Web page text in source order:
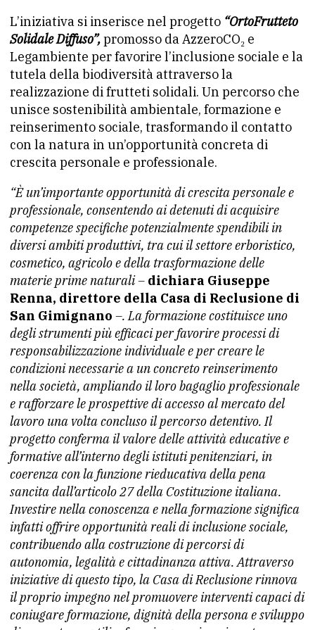
L’iniziativa si inserisce nel progetto “OrtoFrutteto
Solidale Diffuso”,promosso da AzzeroCO₂ e
Legambiente per favorire l’inclusione sociale e la
tutela della biodiversità attraverso la
realizzazione di frutteti solidali. Un percorso che
unisce sostenibilità ambientale, formazione e
reinserimento sociale, trasformando il contatto
con la natura in un’opportunità concreta di
crescita personale e professionale.
“È un’importante opportunità di crescita personale e
professionale, consentendo ai detenuti di acquisire
competenze specifiche potenzialmente spendibili in
diversi ambiti produttivi, tra cui il settore erboristico,
cosmetico, agricolo e della trasformazione delle
materie prime naturali – dichiara Giuseppe
Renna, direttore della Casa di Reclusione di
San Gimignano –. La formazione costituisce uno
degli strumenti più efficaci per favorire processi di
responsabilizzazione individuale e per creare le
condizioni necessarie a un concreto reinserimento
nella società, ampliando il loro bagaglio professionale
e rafforzare le prospettive di accesso al mercato del
lavoro una volta concluso il percorso detentivo. Il
progetto conferma il valore delle attività educative e
formative all’interno degli istituti penitenziari, in
coerenza con la funzione rieducativa della pena
sancita dall’articolo 27 della Costituzione italiana.
Investire nella conoscenza e nella formazione significa
infatti offrire opportunità reali di inclusione sociale,
contribuendo alla costruzione di percorsi di
autonomia, legalità e cittadinanza attiva. Attraverso
iniziative di questo tipo, la Casa di Reclusione rinnova
il proprio impegno nel promuovere interventi capaci di
coniugare formazione, dignità della persona e sviluppo